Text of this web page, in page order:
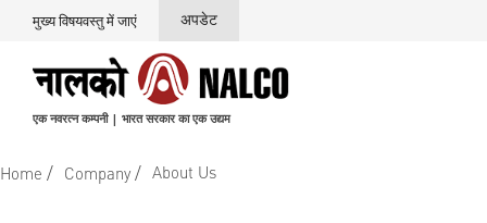
मुख्य विषयवस्तु में जाएं अपडेट
एक नवरत्न कम्पनी | भारत सरकार का एक उद्यम
Home / Company / About Us